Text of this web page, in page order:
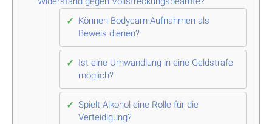
Können Bodycam-Aufnahmen als
Beweis dienen?
Ist eine Umwandlung in eine Geldstrafe
möglich?
Spielt Alkohol eine Rolle für die
Verteidigung?